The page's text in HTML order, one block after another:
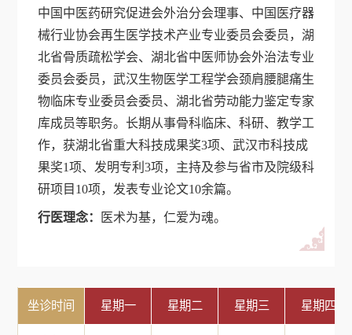
中国中医药研究促进会外治分会理事、中国医疗器
械行业协会再生医学技术产业专业委员会委员，湖
北省骨质疏松学会、湖北省中医师协会外治法专业
委员会委员，武汉生物医学工程学会颈肩腰腿痛生
物临床专业委员会委员、湖北省劳动能力鉴定专家
库成员等职务。长期从事骨科临床、科研、教学工
作，获湖北省重大科技成果奖3项、武汉市科技成
果奖1项、发明专利3项，主持及参与省市及院级科
研项目10项，发表专业论文10余篇。
行医理念： 医术为基，仁爱为魂。
坐诊时间 星期一 星期二 星期三 星期四